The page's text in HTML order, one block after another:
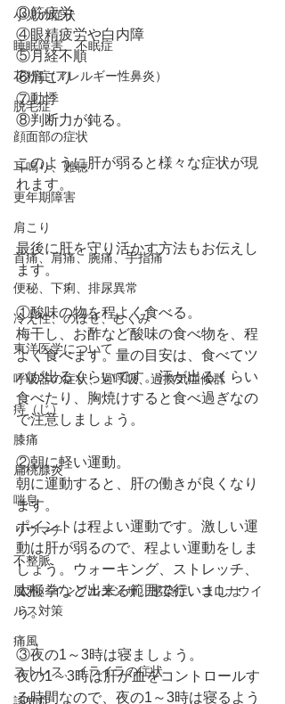
小児の症状
睡眠障害、不眠症
花粉症(アレルギー性鼻炎）
脱毛症
顔面部の症状
耳鳴り、難聴
更年期障害
肩こり
首痛、肩痛、腕痛、手指痛
便秘、下痢、排尿異常
冷え性、のぼせ、むくみ
東洋医学について
呼吸器の症状、過呼吸、過換気症候群
痔（じ）
膝痛
扁桃腺炎
喘息
リウマチ
不整脈
風邪、インフルエンザ、感染症、コロナウイ
ルス対策
痛風
ストレス、イライラの症状
③筋疲労
④眼精疲労や白内障
⑤月経不順
⑥肩こり
⑦動悸
⑧判断力が鈍る。
このように肝が弱ると様々な症状が現
れます。
最後に肝を守り活かす方法もお伝えし
ます。
①酸味の物を程よく食べる。
梅干し、お酢など酸味の食べ物を、程
よく食べます。量の目安は、食べてツ
バが出るくらいです。汗が出るくらい
食べたり、胸焼けすると食べ過ぎなの
で注意しましょう。
②朝に軽い運動。
朝に運動すると、肝の働きが良くなり
ます。
ポイントは程よい運動です。激しい運
動は肝が弱るので、程よい運動をしま
しょう。ウォーキング、ストレッチ、
太極拳など出来る範囲で行いましょ
う。
③夜の1～3時は寝ましょう。
夜の1～3時は肝が血をコントロールす
る時間なので、夜の1～3時は寝るよう